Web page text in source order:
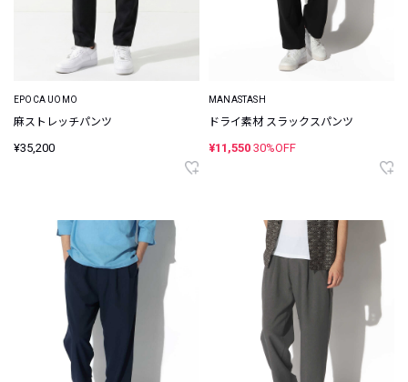
EPOCA UOMO
麻ストレッチパンツ
¥35,200
MANASTASH
ドライ素材 スラックスパンツ
¥11,550 30%OFF